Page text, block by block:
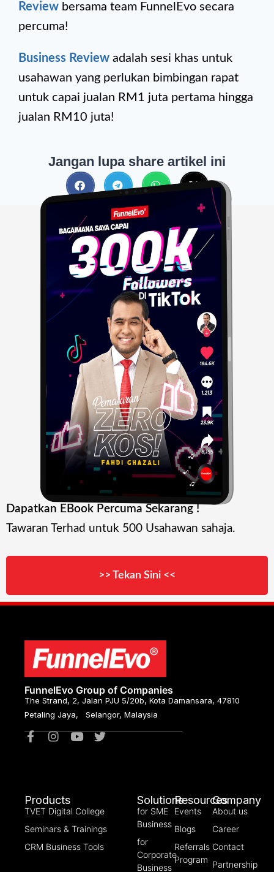
Review bersama team FunnelEvo secara
percuma!
Business Review adalah sesi khas untuk
usahawan yang perlukan bimbingan rapat
untuk capai jualan RM1 juta pertama hingga
jualan RM10 juta!
Jangan lupa share artikel ini
Dapatkan EBook Percuma Sekarang !
Tawaran Terhad untuk 500 Usahawan sahaja.
>> Tekan Sini <<
FunnelEvo Group of Companies
The Strand, 2, Jalan PJU 5/20b, Kota Damansara, 47810
Petaling Jaya, Selangor, Malaysia
Products
TVET Digital College
Seminars & Trainings
CRM Business Tools
Solutions
for SME
Business
for
Corporate
Business
Resources
Events
Blogs
Referrals
Program
Company
About us
Career
Contact
Partnership